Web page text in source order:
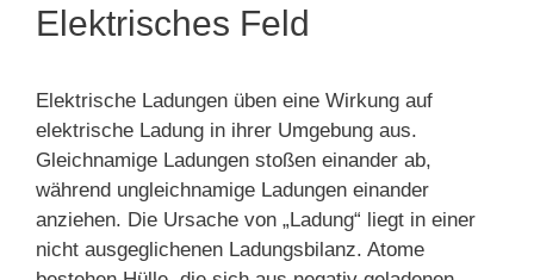
Elektrisches Feld
Elektrische Ladungen üben eine Wirkung auf
elektrische Ladung in ihrer Umgebung aus.
Gleichnamige Ladungen stoßen einander ab,
während ungleichnamige Ladungen einander
anziehen. Die Ursache von „Ladung“ liegt in einer
nicht ausgeglichenen Ladungsbilanz. Atome